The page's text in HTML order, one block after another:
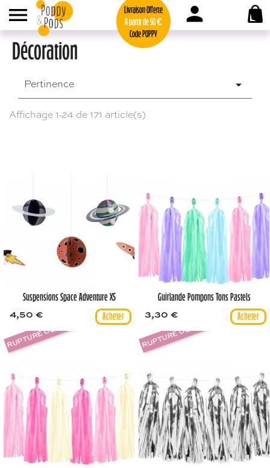
Livraison Offerte
A partir de 50 €
Code POPPY
 person
Décoration
Pertinence 
Affichage 1-24 de 171 article(s)
Suspensions Space Adventure X5
4,50 €
Guirlande Pompons Tons Pastels
3,30 €
RUPTURE DE STOCK RUPTURE DE STOCK